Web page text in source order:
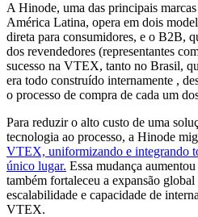
A Hinode, uma das principais
América Latina, opera em dois
direta para consumidores, e o B2B,
dos revendedores (representantes
sucesso na VTEX, tanto no Brasil,
era todo construído internamente ,
o processo de compra de cada um
Para reduzir o alto custo de uma
tecnologia ao processo, a Hinode
VTEX, uniformizando e integrando
único lugar. Essa mudança
também fortaleceu a expansão
escalabilidade e capacidade de
VTEX.